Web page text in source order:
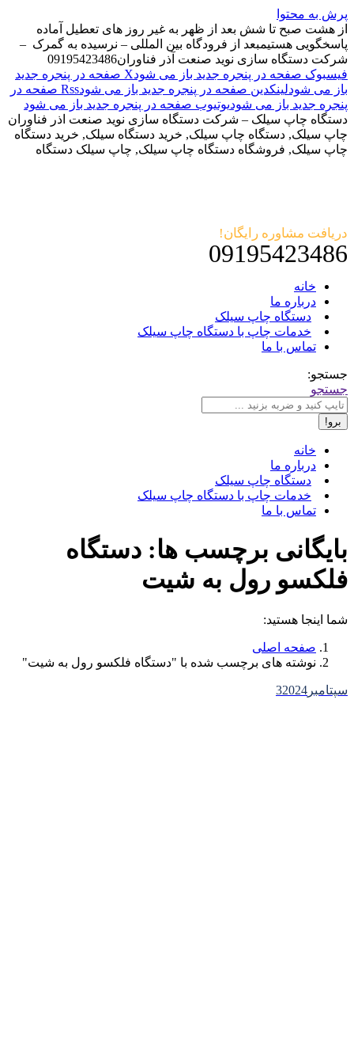
پرش به محتوا
از هشت صبح تا شش بعد از ظهر به غیر روز های تعطیل آماده
پاسخگویی هستیمبعد از فرودگاه بین المللی – نرسیده به گمرک –
شرکت دستگاه سازی نوید صنعت آذر فناوران09195423486
فیسبوک صفحه در پنجره جدید باز می شود
X صفحه در پنجره جدید
باز می شودلینکدین صفحه در پنجره جدید باز می شود
Rss صفحه در
پنجره جدید باز می شودیوتیوب صفحه در پنجره جدید باز می شود
دستگاه چاپ سیلک – شرکت دستگاه سازی نوید صنعت اذر فناوران
چاپ سیلک, دستگاه چاپ سیلک, خرید دستگاه سیلک, خرید دستگاه
چاپ سیلک, فروشگاه دستگاه چاپ سیلک, چاپ سیلک دستگاه
دریافت مشاوره رایگان!
09195423486
خانه
درباره ما
دستگاه چاپ سیلک
خدمات چاپ با دستگاه چاپ سیلک
تماس با ما
جستجو:
جستجو
خانه
درباره ما
دستگاه چاپ سیلک
خدمات چاپ با دستگاه چاپ سیلک
تماس با ما
بایگانی برچسب ها: دستگاه
فلکسو رول به شیت
شما اینجا هستید:
صفحه اصلی
نوشته های برچسب شده با "دستگاه فلکسو رول به شیت"
سپتامبر 32024